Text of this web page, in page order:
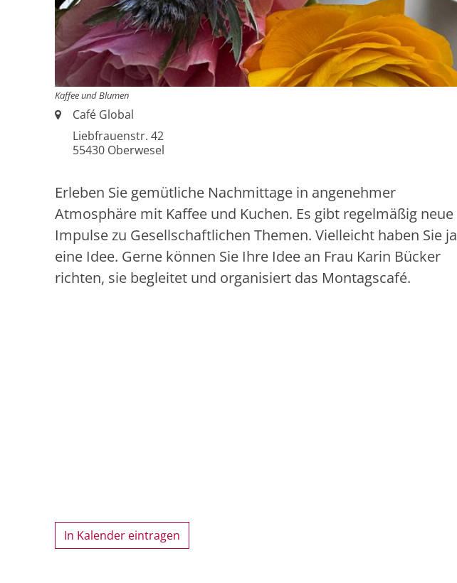
Kaffee und Blumen
Ort:Café Global
Liebfrauenstr. 42
55430 Oberwesel
Erleben Sie gemütliche Nachmittage in angenehmer
Atmosphäre mit Kaffee und Kuchen. Es gibt regelmäßig neue
Impulse zu Gesellschaftlichen Themen. Vielleicht haben Sie ja
eine Idee. Gerne können Sie Ihre Idee an Frau Karin Bücker
richten, sie begleitet und organisiert das Montagscafé.
In Kalender eintragen